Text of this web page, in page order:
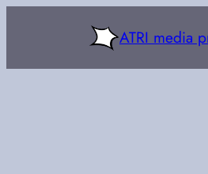
ATRI media